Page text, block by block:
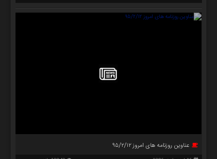
عناوین روزنامه های امروز ۹۵/۲/۱۲